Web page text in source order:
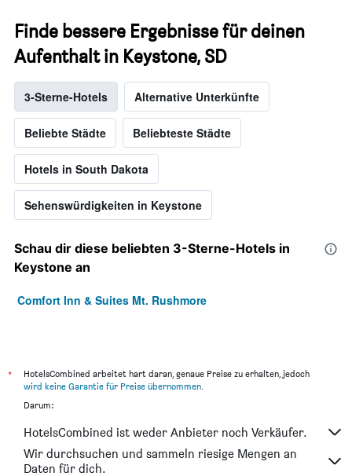
Finde bessere Ergebnisse für deinen
Aufenthalt in Keystone, SD
3-Sterne-Hotels Alternative Unterkünfte
Beliebte Städte Beliebteste Städte
Hotels in South Dakota
Sehenswürdigkeiten in Keystone
Schau dir diese beliebten 3-Sterne-Hotels in
Keystone an
Comfort Inn & Suites Mt. Rushmore
*
HotelsCombined arbeitet hart daran, genaue Preise zu erhalten, jedoch
wird keine Garantie für Preise übernommen.
Darum:
HotelsCombined ist weder Anbieter noch Verkäufer.
Wir durchsuchen und sammeln riesige Mengen an
Daten für dich.